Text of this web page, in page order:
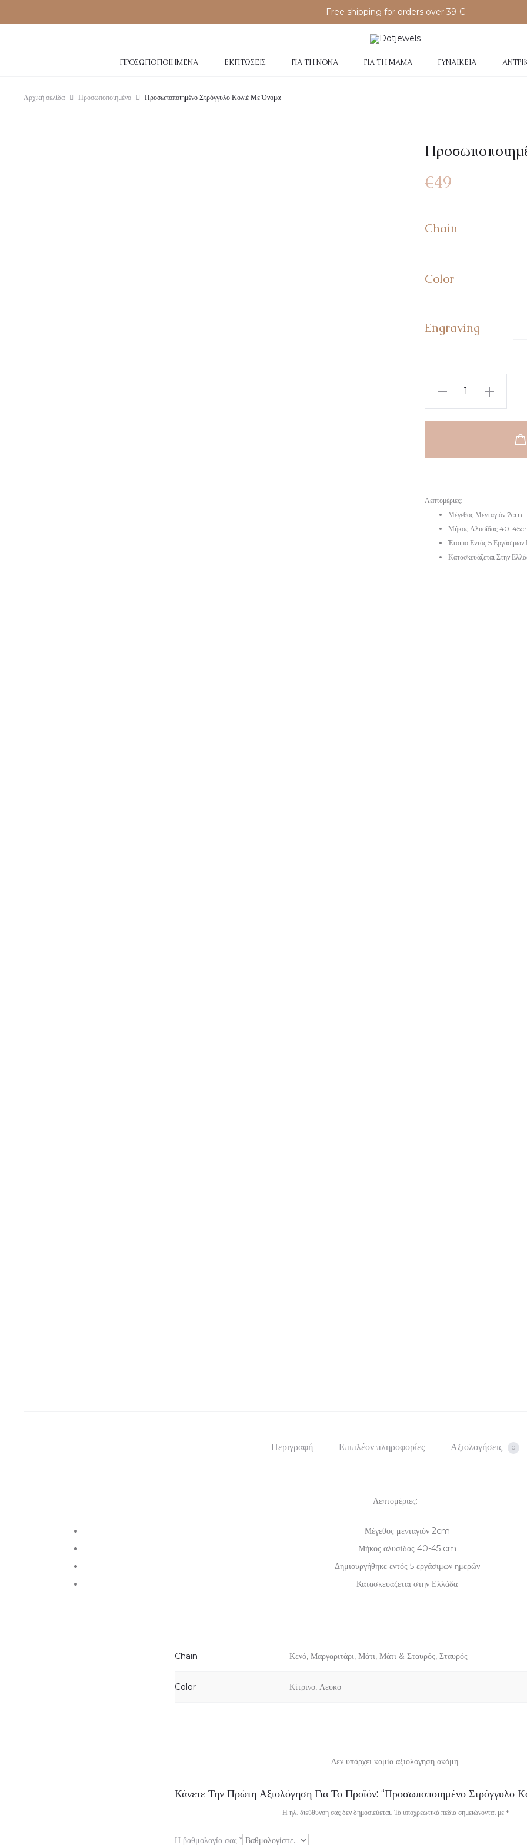
Free shipping for orders over 39 €
ΠΡΟΣΩΠΟΠΟΙΗΜΈΝΑ ΕΚΠΤΏΣΕΙΣ ΓΙΑ ΤΗ ΝΟΝΆ ΓΙΑ ΤΗ ΜΑΜΆ ΓΥΝΑΙΚΕΊΑ
Αρχική σελίδα Προσωποποιημένο Προσωποποιημένο Στρόγγυλο Κολιέ Με Όνομα
Λεπτομέριες:
Μέγεθος Μενταγιόν 2cm
Μήκος Αλυσίδας 40-
Έτοιμο Εντός 5
Κατασκευάζεται Στην
€49
Chain
Color
Engraving
Προσωποποιημένο
Κολιέ
Περιγραφή Επιπλέον πληροφορίες Αξιολογήσεις 0
Λεπτομέριες:
Μέγεθος μενταγιόν 2cm
Μήκος αλυσίδας 40-45 cm
Δημιουργήθηκε εντός 5 εργάσιμων ημερών
Κατασκευάζεται στην Ελλάδα
Chain Κενό, Μαργαριτάρι, Μάτι, Μάτι & Σταυρός, Σταυρός
Color Κίτρινο, Λευκό
Α
ι
Δεν υπάρχει καμία αξιολόγηση ακόμη.
Κάνετε Την Πρώτη Αξιολόγηση Για Το Προϊόν: “Προσωποποιημένο Στρόγγυλο
Η ηλ. διεύθυνση σας δεν δημοσιεύεται. Τα υποχρεωτικά πεδία σημειώνονται με *
Η βαθμολογία σας *